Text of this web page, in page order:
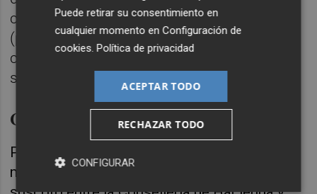
como instrumentos financieros híbridos
(préstamos participativos) o facilidades
crediticias con distinto grado de
subordinación.
Convenio entre consellerias
Por otra parte, en la reunión mantenida este
miércoles se ha aprobado el convenio
Puede retirar su consentimiento en
cualquier momento enConfiguración de
cookies.Política de privacidad
ACEPTAR TODO
RECHAZAR TODO
CONFIGURAR